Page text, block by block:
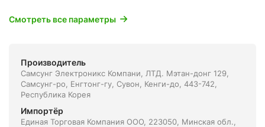
Смотреть все параметры
Производитель
Самсунг Электроникс Компани, ЛТД. Мэтан-донг 129,
Самсунг-ро, Енгтонг-гу, Сувон, Кенги-до, 443-742,
Республика Корея
Импортёр
Единая Торговая Компания ООО, 223050, Минская обл.,